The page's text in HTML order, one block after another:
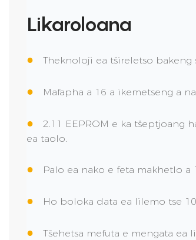
Likaroloana
● Theknoloji ea tšireletso bakeng
● Mafapha a 16 a ikemetseng a
● 2.11 EEPROM e ka
ea taolo.
● Palo ea nako e feta makhetlo a
● Ho boloka data ea lilemo tse
● Tšehetsa mefuta e mengata ea